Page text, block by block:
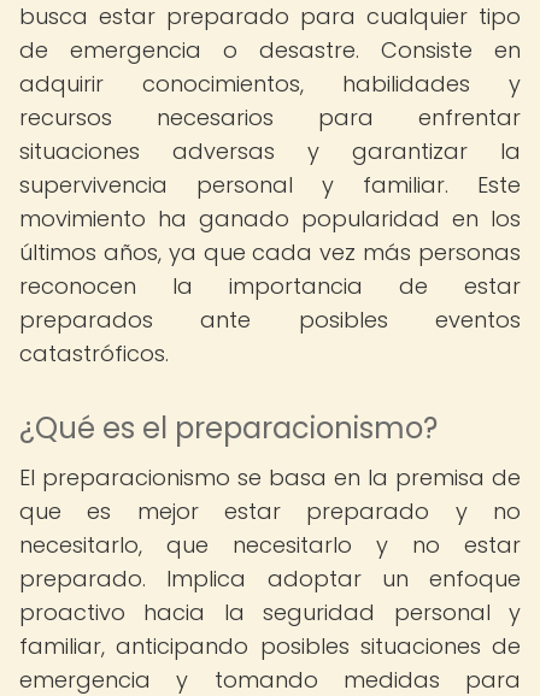
busca estar preparado para cualquier tipo
de emergencia o desastre. Consiste en
adquirir conocimientos, habilidades y
recursos necesarios para enfrentar
situaciones adversas y garantizar la
supervivencia personal y familiar. Este
movimiento ha ganado popularidad en los
últimos años, ya que cada vez más personas
reconocen la importancia de estar
preparados ante posibles eventos
catastróficos.
¿Qué es el preparacionismo?
El preparacionismo se basa en la premisa de
que es mejor estar preparado y no
necesitarlo, que necesitarlo y no estar
preparado. Implica adoptar un enfoque
proactivo hacia la seguridad personal y
familiar, anticipando posibles situaciones de
emergencia y tomando medidas para